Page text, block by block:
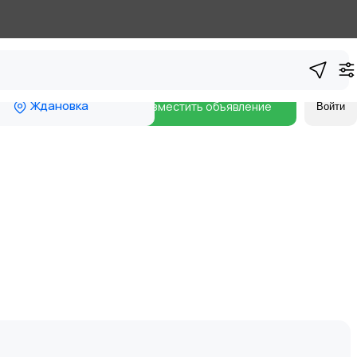
Ждановка Разместить объявление Войти